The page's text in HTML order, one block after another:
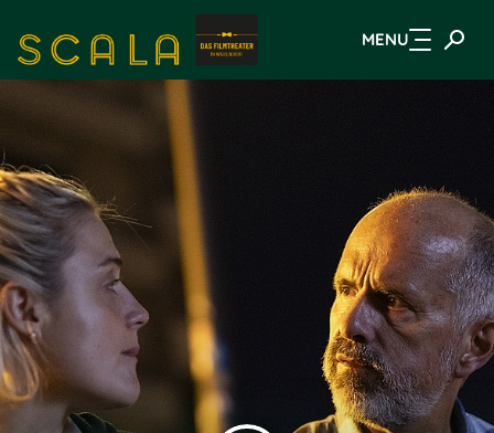
Zum Hauptinhalt springen MENU